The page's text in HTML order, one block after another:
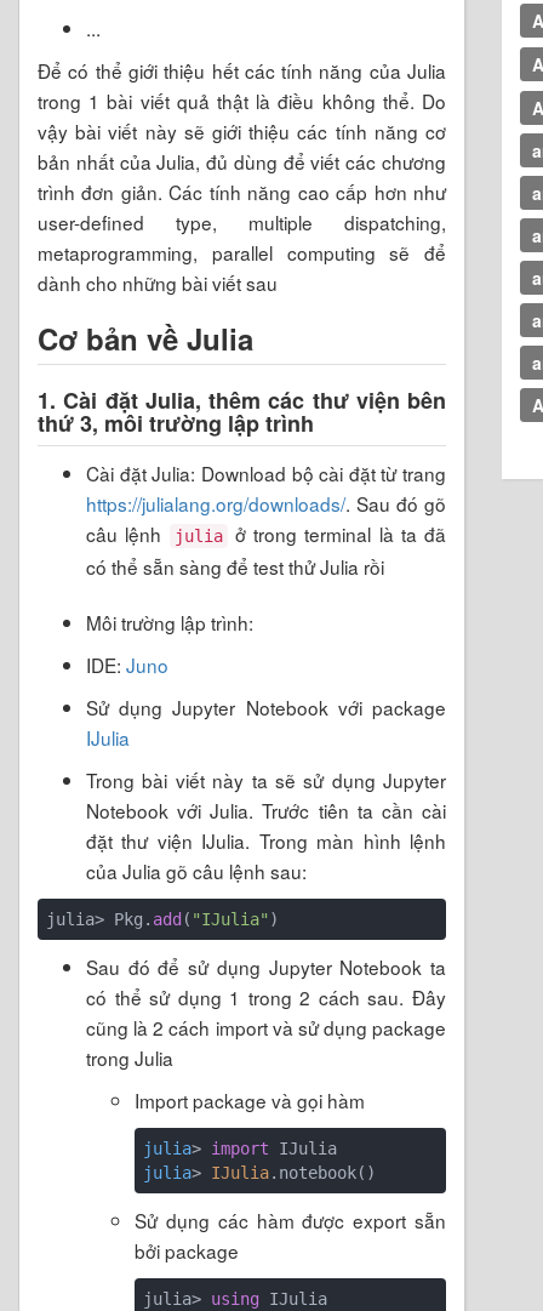
...
Để có thể giới thiệu hết các tính năng của Julia
trong 1 bài viết quả thật là điều không thể. Do
vậy bài viết này sẽ giới thiệu các tính năng cơ
bản nhất của Julia, đủ dùng để viết các chương
trình đơn giản. Các tính năng cao cấp hơn như
user-defined type, multiple dispatching,
metaprogramming, parallel computing sẽ để
dành cho những bài viết sau
Cơ bản về Julia
1. Cài đặt Julia, thêm các thư viện bên
thứ 3, môi trường lập trình
Cài đặt Julia: Download bộ cài đặt từ trang
https://julialang.org/downloads/. Sau đó gõ
câu lệnh
julia
ở trong terminal là ta đã
có thể sẵn sàng để test thử Julia rồi
Môi trường lập trình:
IDE: Juno
Sử dụng Jupyter Notebook với package
IJulia
Trong bài viết này ta sẽ sử dụng Jupyter
Notebook với Julia. Trước tiên ta cần cài
đặt thư viện IJulia. Trong màn hình lệnh
của Julia gõ câu lệnh sau:
julia> Pkg. add ( "IJulia"
Sau đó để sử dụng Jupyter Notebook ta
có thể sử dụng 1 trong 2 cách sau. Đây
cũng là 2 cách import và sử dụng package
trong Julia
Import package và gọi hàm
julia> import
julia> IJulia
Sử dụng các hàm được export sẵn
bởi package
julia> using IJulia